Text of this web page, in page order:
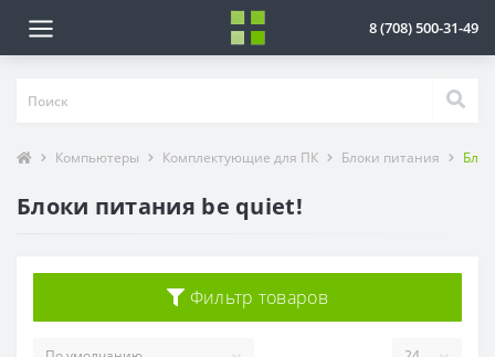
8 (708) 500-31-49
Компьютеры Комплектующие для ПК Блоки питания
Блоки питания be quiet!
Фильтр товаров